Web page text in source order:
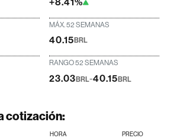
MÁX. 52 SEMANAS
40.15BRL
RANGO 52 SEMANAS
23.03 BRL-40.15 BRL
cotización:
HORA PRECIO